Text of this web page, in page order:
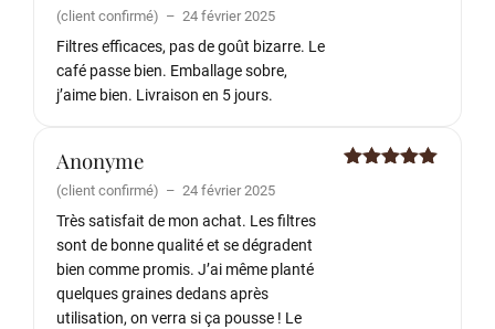
(client confirmé) – 24 février 2025
Filtres efficaces, pas de goût bizarre. Le
café passe bien. Emballage sobre,
j’aime bien. Livraison en 5 jours.
Anonyme
(client confirmé) – 24 février 2025
Très satisfait de mon achat. Les filtres
sont de bonne qualité et se dégradent
bien comme promis. J’ai même planté
quelques graines dedans après
utilisation, on verra si ça pousse ! Le